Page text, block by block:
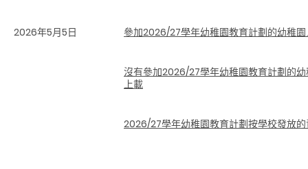
2026年5月5日 參加2026/27學年幼稚園教育計劃的幼稚
沒有參加2026/27學年幼稚園教育計劃的
上載
2026/27學年幼稚園教育計劃按學校發放